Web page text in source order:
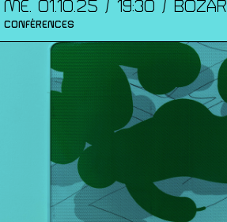
ME. 01.10.25 / 19:30 / BOZAR
CONFÉRENCES